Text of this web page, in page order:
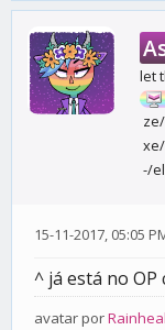
let
-/
15-11-2017, 05:05
^ já está no
avatar porRainheal